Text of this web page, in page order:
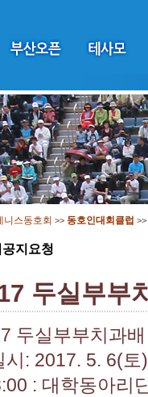
니스동호회 >> 동호인대회클럽 >>
지요청
두실부부
두실부부치과
: 2017. 5. 6(토
: 대학동아리